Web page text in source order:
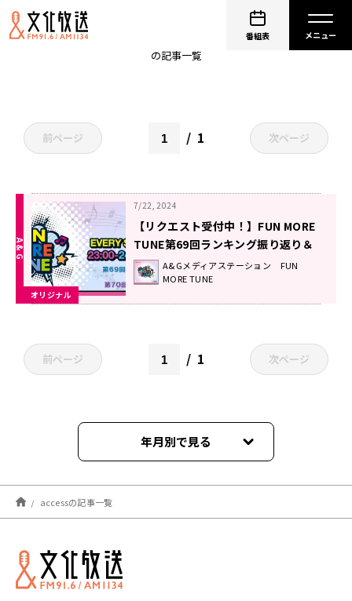
番組表
の記事一覧
前ページ 1 次ページ
オリジナル
7/22, 2024
【リクエスト受付中！】FUN MORE
TUNE第69回ランキング振り返り＆
第70回 注目楽曲紹介
A&Gメディアステーション FUN
MORE TUNE
前ページ 1 次ページ
年月別で見る
2024年07月
accessの記事一覧